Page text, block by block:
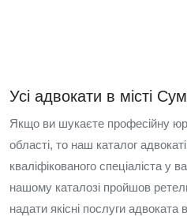
Усі адвокати в місті
Якщо ви шукаєте професійну
області, то наш каталог
кваліфікованого спеціаліста у
нашому каталозі пройшов
надати якісні послуги